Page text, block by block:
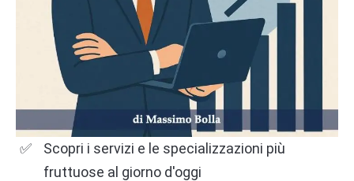
Scopri i servizi e le specializzazioni più
fruttuose al giorno d'oggi